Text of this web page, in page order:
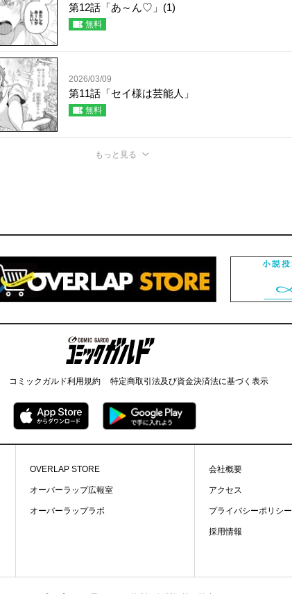
第12話「あ～ん♡」(1)
無料
2026/03/09
第11話「セイ様は芸能人」
無料
もっと見る
コミックガルド
コミックガルド利用規約 特定商取引法及び資金決済法に基づく表示
OVERLAP STORE
オーバーラップ広報室
オーバーラップラボ
会社概要
アクセス
プライバシーポリシー
採用情報